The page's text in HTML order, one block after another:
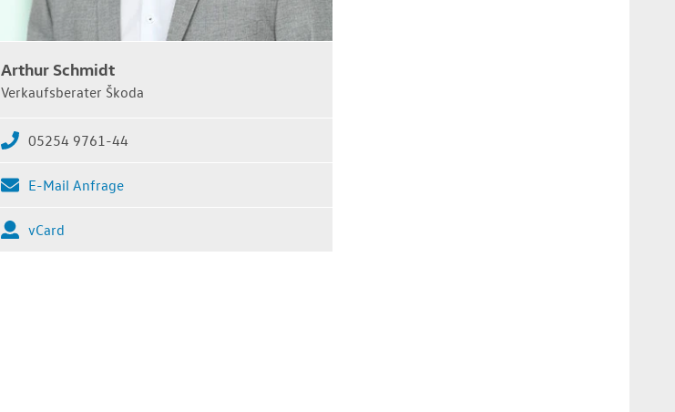
Arthur Schmidt
Verkaufsberater Škoda
05254 9761-44
E-Mail Anfrage
vCard